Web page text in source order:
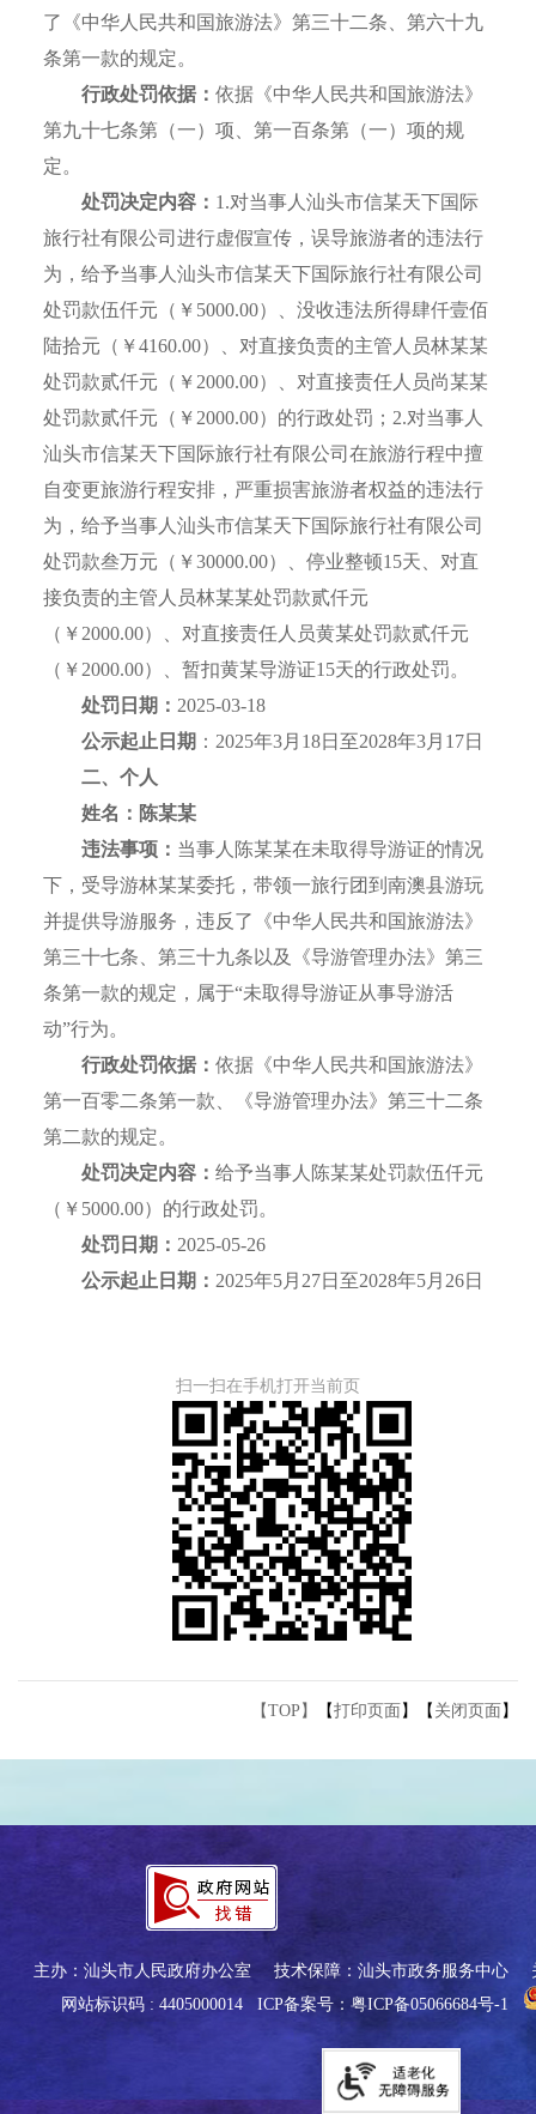
了《中华人民共和国旅游法》第三十二条、第六十九
条第一款的规定。
行政处罚依据： 依据《中华人民共和国旅游法》
第九十七条第（一）项、第一百条第（一）项的规
定。
处罚决定内容： 1.对当事人汕头市信某天下国际
旅行社有限公司进行虚假宣传，误导旅游者的违法行
为，给予当事人汕头市信某天下国际旅行社有限公司
处罚款伍仟元（￥5000.00）、没收违法所得肆仟壹佰
陆拾元（￥4160.00）、对直接负责的主管人员林某某
处罚款贰仟元（￥2000.00）、对直接责任人员尚某某
处罚款贰仟元（￥2000.00）的行政处罚；2.对当事人
汕头市信某天下国际旅行社有限公司在旅游行程中擅
自变更旅游行程安排，严重损害旅游者权益的违法行
为，给予当事人汕头市信某天下国际旅行社有限公司
处罚款叁万元（￥30000.00）、停业整顿15天、对直
接负责的主管人员林某某处罚款贰仟元
（￥2000.00）、对直接责任人员黄某处罚款贰仟元
（￥2000.00）、暂扣黄某导游证15天的行政处罚。
处罚日期： 2025-03-18
公示起止日期 ：2025年3月18日至2028年3月17日
二、个人
姓名： 陈某某
违法事项： 当事人陈某某在未取得导游证的情况
下，受导游林某某委托，带领一旅行团到南澳县游玩
并提供导游服务，违反了《中华人民共和国旅游法》
第三十七条、第三十九条以及《导游管理办法》第三
条第一款的规定，属于“未取得导游证从事导游活
动”行为。
行政处罚依据： 依据《中华人民共和国旅游法》
第一百零二条第一款、《导游管理办法》第三十二条
第二款的规定。
处罚决定内容： 给予当事人陈某某处罚款伍仟元
（￥5000.00）的行政处罚。
处罚日期： 2025-05-26
公示起止日期： 2025年5月27日至2028年5月26日
扫一扫在手机打开当前页
【TOP】 【打印页面 】【 关闭页面 】
主办：汕头市人民政府办公室 技术保障：汕头市政务服务中心
网站标识码 : 4405000014 ICP备案号：粤ICP备05066684号-1